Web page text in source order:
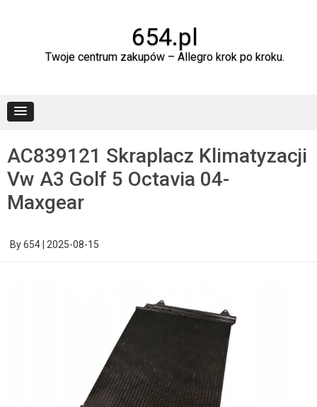
654.pl
Twoje centrum zakupów – Allegro krok po kroku.
AC839121 Skraplacz Klimatyzacji
Vw A3 Golf 5 Octavia 04-
Maxgear
By654 2025-08-15